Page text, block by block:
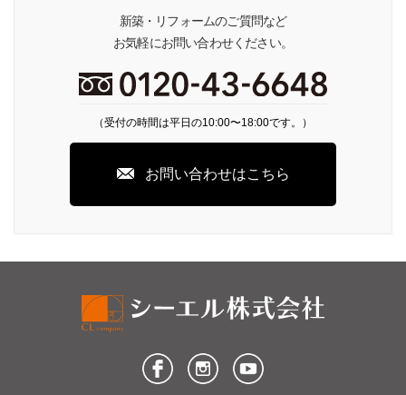
新築・リフォームのご質問など
お気軽にお問い合わせください。
（受付の時間は平日の10:00〜18:00です。）
お問い合わせはこちら